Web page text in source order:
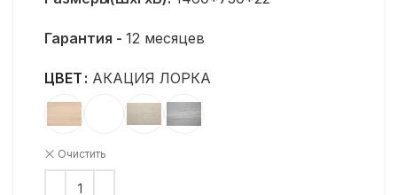
Гарантия - 12 месяцев
ЦВЕТ АКАЦИЯ ЛОРКА
Очистить